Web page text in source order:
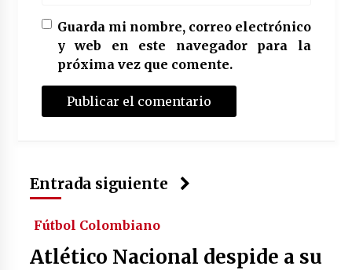
Guarda mi nombre, correo electrónico
y web en este navegador para la
próxima vez que comente.
Entrada siguiente
Fútbol Colombiano
Atlético Nacional despide a su